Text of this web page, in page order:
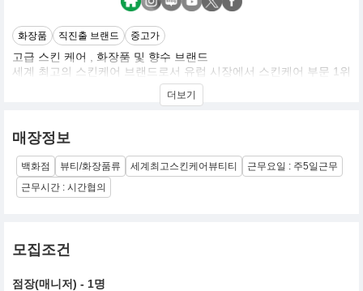
화장품 직진출 브랜드 중고가
고급 스킨 케어 , 화장품 및 향수 브랜드
세계 최고의 스킨케어 브랜드로서 유럽 시장에서 스킨케어 부문 1위
더보기
매장정보
백화점 뷰티/화장품류 세계최고스킨케어뷰티티
근무요일 : 주5일근무
근무시간 : 시간협의
모집조건
점장(매니저) - 1명